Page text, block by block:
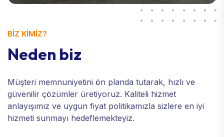
BİZ KİMİZ?
Neden biz
Müşteri memnuniyetini ön planda tutarak, hızlı ve
güvenilir çözümler üretiyoruz. Kaliteli hizmet
anlayışımız ve uygun fiyat politikamızla sizlere en iyi
hizmeti sunmayı hedeflemekteyiz.